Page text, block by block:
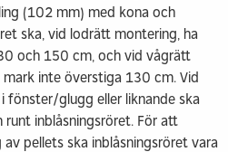
(102 mm) med kona och
ska, vid lodrätt montering, ha
och 150 cm, och vid vågrätt
inte överstiga 130 cm. Vid
fönster/glugg eller liknande ska
inblåsningsröret. För att
pellets ska inblåsningsröret vara